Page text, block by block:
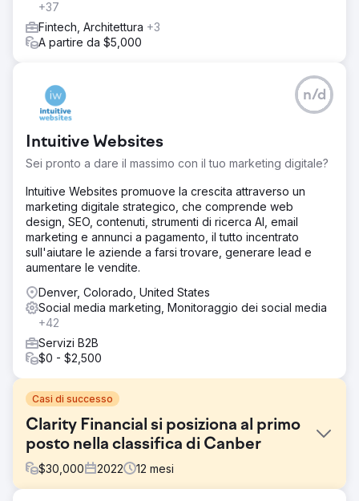
+37
Fintech, Architettura +3
A partire da $5,000
Intuitive Websites
Sei pronto a dare il massimo con il tuo marketing digitale?
n/d
Intuitive Websites promuove la crescita attraverso un
marketing digitale strategico, che comprende web
design, SEO, contenuti, strumenti di ricerca AI, email
marketing e annunci a pagamento, il tutto incentrato
sull'aiutare le aziende a farsi trovare, generare lead e
aumentare le vendite.
Denver, Colorado, United States
Social media marketing, Monitoraggio dei social media
+42
Servizi B2B
$0 - $2,500
Casi di successo
Clarity Financial si posiziona al primo
posto nella classifica di Canber
$30,000 2022 12 mesi